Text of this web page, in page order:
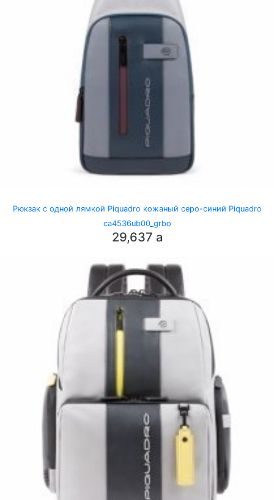
Рюкзак с одной лямкой Piquadro кожаный серо-синий Piquadro
ca4536ub00_grbo
29,637 a